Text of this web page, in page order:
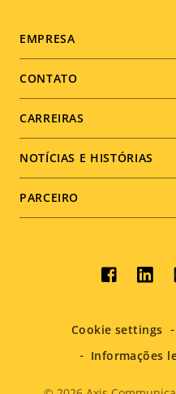
Footer
menu
EMPRESA
CONTATO
CARREIRAS
NOTÍCIAS E HISTÓRIAS
PARCEIRO
Social
menu
Cookie settings
Informações